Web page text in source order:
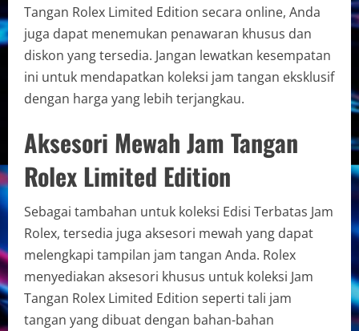
Tangan Rolex Limited Edition secara online, Anda
juga dapat menemukan penawaran khusus dan
diskon yang tersedia. Jangan lewatkan kesempatan
ini untuk mendapatkan koleksi jam tangan eksklusif
dengan harga yang lebih terjangkau.
Aksesori Mewah Jam Tangan
Rolex Limited Edition
Sebagai tambahan untuk koleksi Edisi Terbatas Jam
Rolex, tersedia juga aksesori mewah yang dapat
melengkapi tampilan jam tangan Anda. Rolex
menyediakan aksesori khusus untuk koleksi Jam
Tangan Rolex Limited Edition seperti tali jam
tangan yang dibuat dengan bahan-bahan